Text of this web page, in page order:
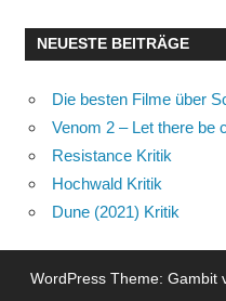
NEUESTE BEITRÄGE
Die besten Filme über
Venom 2 – Let there be
Resistance Kritik
Hochwald Kritik
Dune (2021) Kritik
WordPress Theme: Gambit